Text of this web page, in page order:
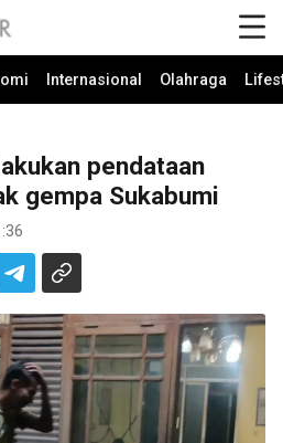
Internasional Olahraga
pendataan
gempa Sukabumi